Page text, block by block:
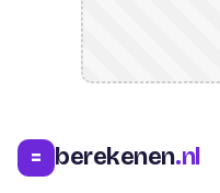
= berekenen.nl